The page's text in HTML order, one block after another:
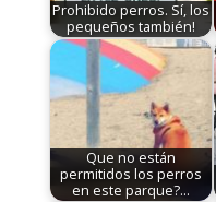
Prohibido perros. Sí, los
pequeños también!
Que no están
permitidos los perros
en este parque?…